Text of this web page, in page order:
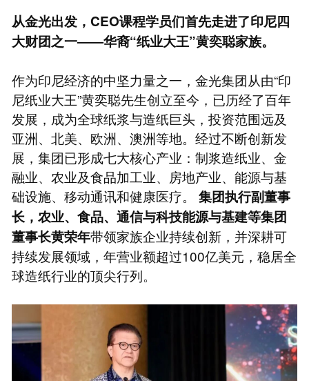
从金光出发，CEO课程学员们首先走进了印尼四
大财团之一——华裔“纸业大王”黄奕聪家族。
作为印尼经济的中坚力量之一，金光集团从由“印
尼纸业大王”黄奕聪先生创立至今，已历经了百年
发展，成为全球纸浆与造纸巨头，投资范围远及
亚洲、北美、欧洲、澳洲等地。经过不断创新发
展，集团已形成七大核心产业：制浆造纸业、金
融业、农业及食品加工业、房地产业、能源与基
础设施、移动通讯和健康医疗。 集团执行副董事
长，农业、食品、通信与科技能源与基建等集团
董事长黄荣年带领家族企业持续创新，并深耕可
持续发展领域，年营业额超过100亿美元，稳居全
球造纸行业的顶尖行列。